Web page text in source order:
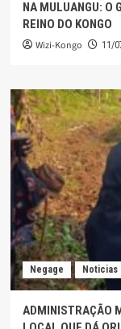
NA MULUANGU: O
REINO DO KONGO
Wizi-Kongo 11/
Negage Noticias
ADMINISTRAÇÃO